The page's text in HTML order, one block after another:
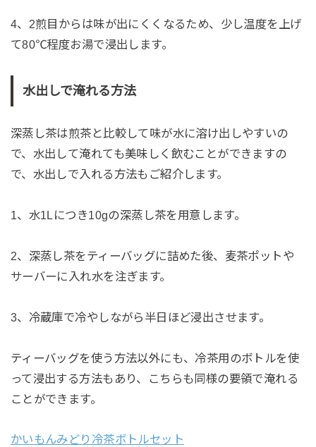
4、2煎目からは味が出にくくなるため、少し温度を上げ
て80℃程度お湯で浸出します。
水出しで淹れる方法
深蒸し茶は煎茶と比較して味が水に溶け出しやすいの
で、水出して淹れても美味しく飲むことができますの
で、水出しで入れる方法もご紹介します。
1、水1Lにつき10gの深蒸し茶を用意します。
2、深蒸し茶をティーバッグに詰めた後、麦茶ポットや
サーバーに入れ水を注ぎます。
3、冷蔵庫で冷やしながら半日ほど浸出させます。
ティーバッグを使う方法以外にも、冷茶用のボトルを使
って浸出する方法もあり、こちらも同様の要領で淹れる
ことができます。
かいもんみどり冷茶ボトルセット